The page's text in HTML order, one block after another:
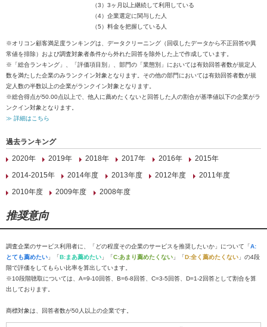
（3）3ヶ月以上継続して利用している
（4）企業選定に関与した人
（5）料金を把握している人
※オリコン顧客満足度ランキングは、データクリーニング（回収したデータから不正回答や異
常値を排除）および調査対象者条件から外れた回答を除外した上で作成しています。
※「総合ランキング」、「評価項目別」、部門の「業態別」においては有効回答者数が規定人
数を満たした企業のみランクイン対象となります。その他の部門においては有効回答者数が規
定人数の半数以上の企業がランクイン対象となります。
※総合得点が50.00点以上で、他人に薦めたくないと回答した人の割合が基準値以下の企業がラ
ンクイン対象となります。
≫ 詳細はこちら
過去ランキング
2020年
2019年 2018年 2017年 2016年
2015年
2014-2015年
2014年度 2013年度 2012年度
2011年度
2010年度
2009年度 2008年度
推奨意向
調査企業のサービス利用者に、「どの程度その企業のサービスを推奨したいか」について「A:
とても薦めたい 」「B:まあ薦めたい 」「C:あまり薦めたくない 」「D:全く薦めたくない 」の4段
階で評価をしてもらい比率を算出しています。
※10段階聴取については、A=9-10回答、B=6-8回答、C=3-5回答、D=1-2回答として割合を算
出しております。
商標対象は、回答者数が50人以上の企業です。